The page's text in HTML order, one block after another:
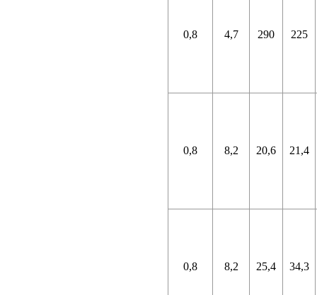
0,8 4,7 290 225
0,8 8,2 20,6 21,4
0,8 8,2 25,4 34,3